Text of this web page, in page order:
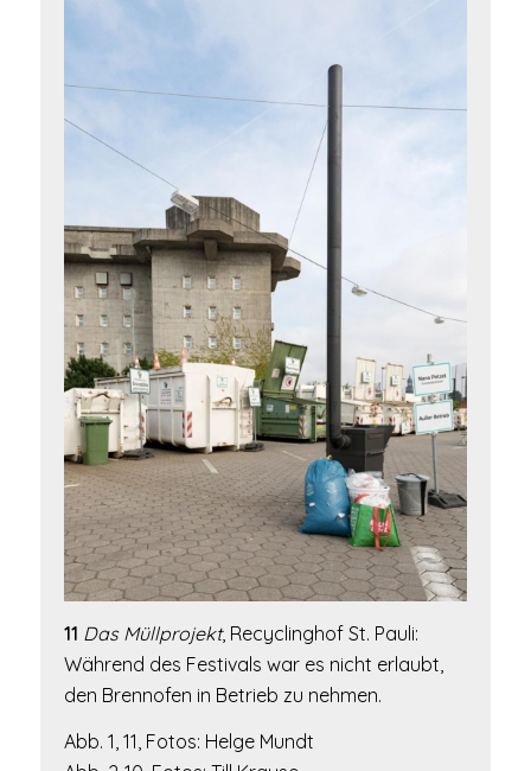
11 Das Müllprojekt, Recyclinghof St. Pauli:
Während des Festivals war es nicht erlaubt,
den Brennofen in Betrieb zu nehmen.
Abb. 1, 11, Fotos: Helge Mundt